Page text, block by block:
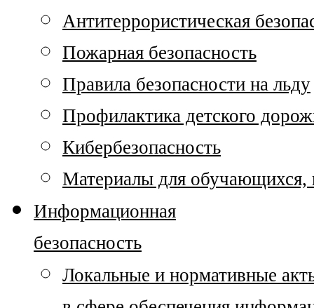
Антитеррористическая
Пожарная безопасность
Правила безопасности на льду
Профилактика детского
Кибербезопасность
Материалы для обучающихся,
Информационная
безопасность
Локальные и нормативные